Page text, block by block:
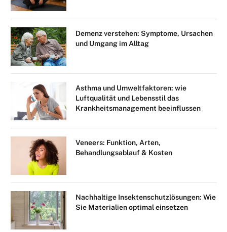
Demenz verstehen: Symptome, Ursachen
und Umgang im Alltag
Asthma und Umweltfaktoren: wie
Luftqualität und Lebensstil das
Krankheitsmanagement beeinflussen
Veneers: Funktion, Arten,
Behandlungsablauf & Kosten
Nachhaltige Insektenschutzlösungen: Wie
Sie Materialien optimal einsetzen